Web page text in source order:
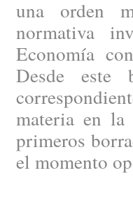
una orden
normativa
Economía
Desde este
materia en la
primeros
el momento